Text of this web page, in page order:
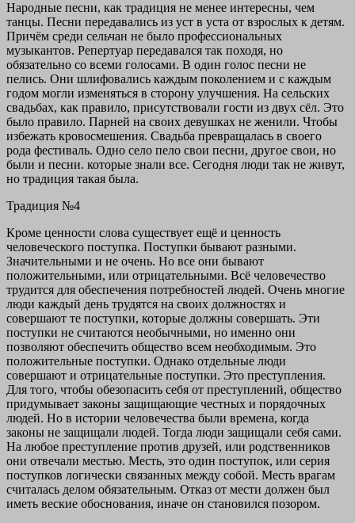
Народные песни, как традиция не менее интересны, чем
танцы. Песни передавались из уст в уста от взрослых к детям.
Причём среди сельчан не было профессиональных
музыкантов. Репертуар передавался так походя, но
обязательно со всеми голосами. В один голос песни не
пелись. Они шлифовались каждым поколением и с каждым
годом могли изменяться в сторону улучшения. На сельских
свадьбах, как правило, присутствовали гости из двух сёл. Это
было правило. Парней на своих девушках не женили. Чтобы
избежать кровосмешения. Свадьба превращалась в своего
рода фестиваль. Одно село пело свои песни, другое свои, но
были и песни. которые знали все. Сегодня люди так не живут,
но традиция такая была.
Традиция №4
Кроме ценности слова существует ещё и ценность
человеческого поступка. Поступки бывают разными.
Значительными и не очень. Но все они бывают
положительными, или отрицательными. Всё человечество
трудится для обеспечения потребностей людей. Очень многие
люди каждый день трудятся на своих должностях и
совершают те поступки, которые должны совершать. Эти
поступки не считаются необычными, но именно они
позволяют обеспечить общество всем необходимым. Это
положительные поступки. Однако отдельные люди
совершают и отрицательные поступки. Это преступления.
Для того, чтобы обезопасить себя от преступлений, общество
придумывает законы защищающие честных и порядочных
людей. Но в истории человечества были времена, когда
законы не защищали людей. Тогда люди защищали себя сами.
На любое преступление против друзей, или родственников
они отвечали местью. Месть, это один поступок, или серия
поступков логически связанных между собой. Месть врагам
считалась делом обязательным. Отказ от мести должен был
иметь веские обоснования, иначе он становился позором.